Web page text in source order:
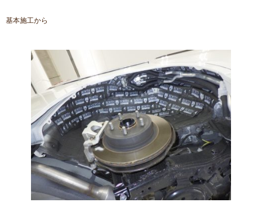
基本施工から